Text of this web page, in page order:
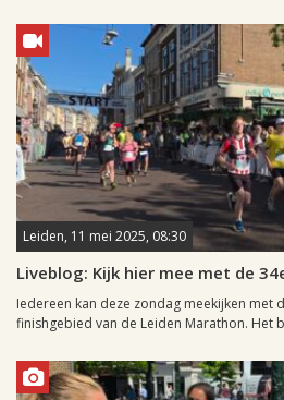
Leiden, 11 mei 2025, 08:30
Liveblog: Kijk hier mee met de
Iedereen kan deze zondag meekijken met
finishgebied van de Leiden Marathon. Het